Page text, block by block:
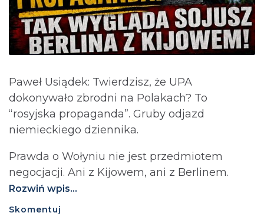
Paweł Usiądek: Twierdzisz, że UPA
dokonywało zbrodni na Polakach? To
“rosyjska propaganda”. Gruby odjazd
niemieckiego dziennika.
Prawda o Wołyniu nie jest przedmiotem
negocjacji. Ani z Kijowem, ani z Berlinem.⁩
Rozwiń wpis...
Skomentuj